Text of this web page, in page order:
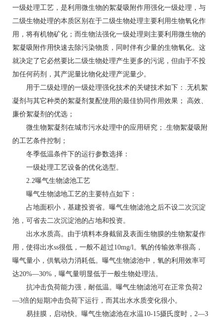
一级处理工艺，是利用微生物的絮凝吸附作用强化一级处理，与
二级生物处理的本质区别在于二级生物处理主要利用生物氧化作
用，将有机物矿化；而生物法强化一级处理则主要利用微生物的
絮凝吸附作用快速去除污染物质，同时伴有少量的生物氧化。这
就决定了它必然要比二级生物处理产生更多的污泥，但由于不投
加任何药剂，其产泥量比物化处理产泥量少。
用于二级处理的一级处理强化技术的关键技术如下：.无机絮
凝剂与其它种类的絮凝剂复配使用的最佳协同作用效果； 高效、
廉价絮凝剂的优选；
微生物絮凝剂在城市污水处理中的应用研究；.生物絮凝吸附
的工艺条件控制；
冬季低温条件下的运行参数选择：
一级处理工艺设备的优化选型。
2.2曝气生物滤池工艺
曝气生物滤地工艺的主要特点如下：
占地面积小，基建投资省。曝气生物滤池之后不设二次沉淀
池，可省去二次沉淀池的占地和投资。
出水水质高。由于填料本身截留及表面生物膜的生物絮凝作
用，使得出水ss很低，一般不超过10mg/l。氧的传输效率很高，
曝气量小，供氧动力消耗低。曝气生物滤池中，氧的利用效率可
达20%—30%，曝气量明显低于一般生物处理法。
抗冲击负荷能力强，耐低温。曝气生物滤池可在正常负荷2
—3倍的短期冲击负荷下运行，而其出水水质变化很小。
易挂膜，启动快。曝气生物滤池在水温10-15摄氏度时，2—3